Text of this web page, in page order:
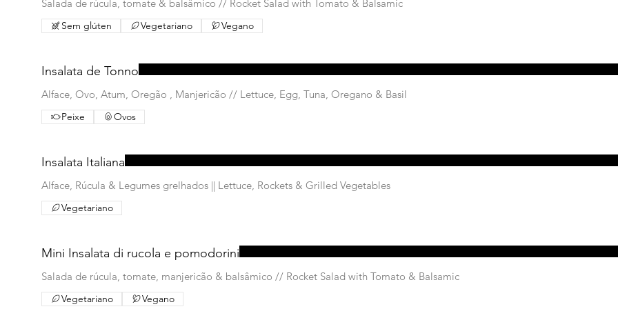
Salada de rúcula, tomate & balsâmico // Rocket Salad with Tomato & Balsamic
Sem glúten Vegetariano Vegano
Insalata de Tonno
Alface, Ovo, Atum, Oregão , Manjericão // Lettuce, Egg, Tuna, Oregano & Basil
Peixe Ovos
Insalata Italiana
Alface, Rúcula & Legumes grelhados || Lettuce, Rockets & Grilled Vegetables
Vegetariano
Mini Insalata di rucola e pomodorini
Salada de rúcula, tomate, manjericão & balsâmico // Rocket Salad with Tomato & Balsamic
Vegetariano Vegano